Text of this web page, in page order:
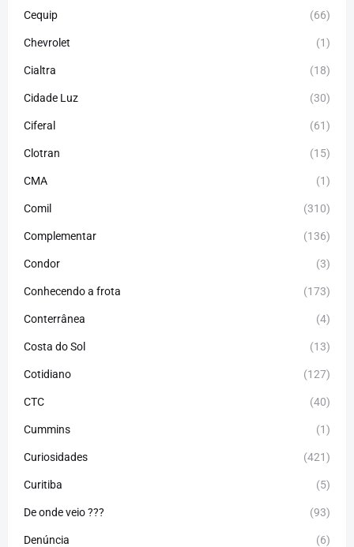
Cequip (66)
Chevrolet (1)
Cialtra (18)
Cidade Luz (30)
Ciferal (61)
Clotran (15)
CMA (1)
Comil (310)
Complementar (136)
Condor (3)
Conhecendo a frota (173)
Conterrânea (4)
Costa do Sol (13)
Cotidiano (127)
CTC (40)
Cummins (1)
Curiosidades (421)
Curitiba (5)
De onde veio ??? (93)
Denúncia (6)